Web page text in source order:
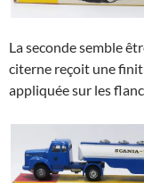
La seconde semble
citerne reçoit une
appliquée sur les